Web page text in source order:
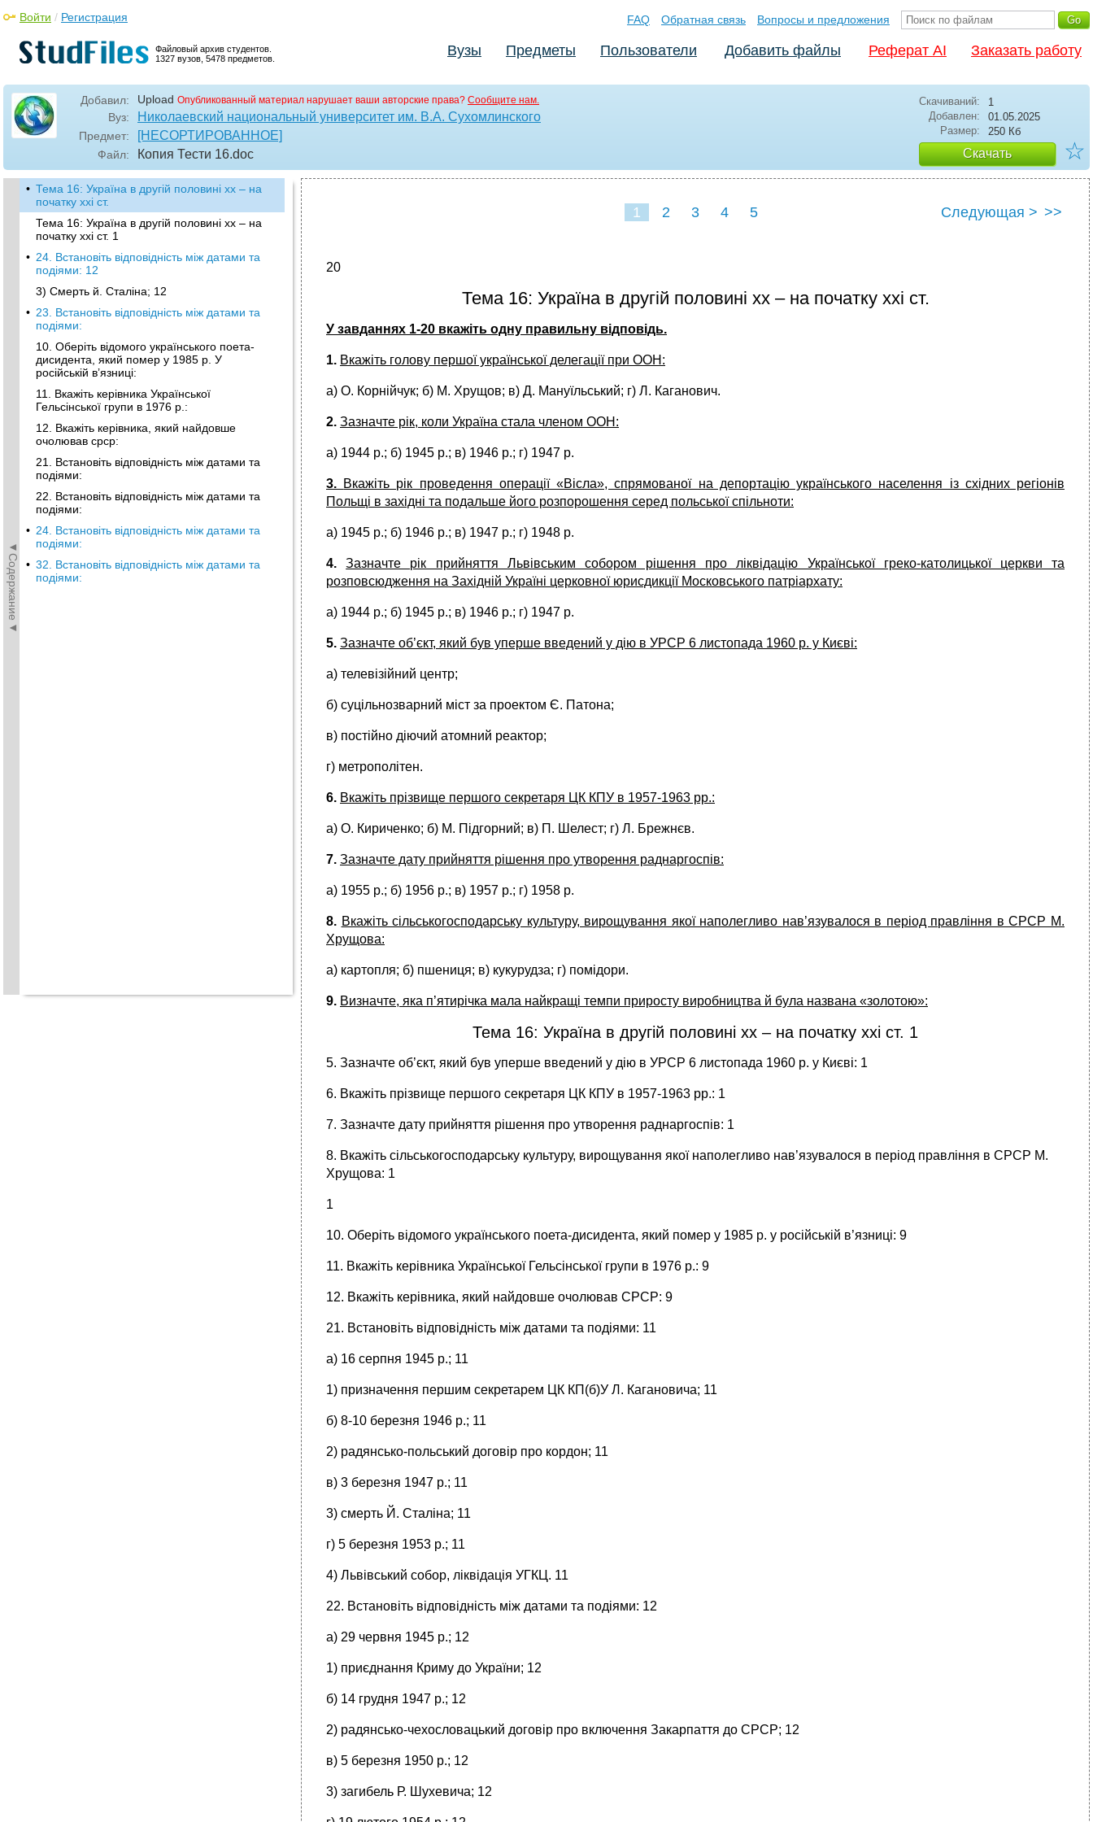
Файловый архив студентов.
1327 вузов, 5478 предметов.
Войти / Регистрация FAQ Обратная связь Вопросы и предложения
Вузы Предметы Пользователи Добавить файлы Реферат AI Заказать работу
Добавил: Upload Опубликованный материал нарушает ваши авторские права? Сообщите нам.
Вуз: Николаевский национальный университет им. В.А. Сухомлинского
Предмет: [НЕСОРТИРОВАННОЕ]
Файл: Копия Тести 16.doc
Скачиваний:
1
Добавлен:
01.05.2025
Размер:
250 Кб
Скачать ☆
◄Содержание◄
• Тема 16: Україна в другій половині xх – на
початку ххі ст.
Тема 16: Україна в другій половині xх – на
початку ххі ст. 1
• 24. Встановіть відповідність між датами та
подіями: 12
3) Смерть й. Сталіна; 12
• 23. Встановіть відповідність між датами та
подіями:
10. Оберіть відомого українського поета-
дисидента, який помер у 1985 р. У
російській в’язниці:
11. Вкажіть керівника Української
Гельсінської групи в 1976 р.:
12. Вкажіть керівника, який найдовше
очолював срср:
21. Встановіть відповідність між датами та
подіями:
22. Встановіть відповідність між датами та
подіями:
• 24. Встановіть відповідність між датами та
подіями:
• 32. Встановіть відповідність між датами та
подіями:
1 2 3 4 5 Следующая > >>
20
Тема 16: Україна в другій половині xх – на початку ххі ст.
У завданнях 1-20 вкажіть одну правильну відповідь.
1. Вкажіть голову першої української делегації при ООН:
а) О. Корнійчук; б) М. Хрущов; в) Д. Мануїльський; г) Л. Каганович.
2. Зазначте рік, коли Україна стала членом ООН:
а) 1944 р.; б) 1945 р.; в) 1946 р.; г) 1947 р.
3. Вкажіть рік проведення операції «Вісла», спрямованої на депор­тацію українського населення із східних регіонів
Польщі в західні та подальше його розпорошення серед польської спільноти:
а) 1945 р.; б) 1946 р.; в) 1947 р.; г) 1948 р.
4.Зазначте рік прийняття Львівським собором рішення про ліквіда­цію Української греко-католицької церкви та
розповсюдження на Західній Україні церковної юрисдикції Московського патріархату:
а) 1944 р.; б) 1945 р.; в) 1946 р.; г) 1947 р.
5. Зазначте об’єкт, який був уперше введений у дію в УРСР 6 листо­пада 1960 р. у Києві:
а) телевізійний центр;
б) суцільнозварний міст за проектом Є. Патона;
в) постійно діючий атомний реактор;
г) метрополітен.
6. Вкажіть прізвище першого секретаря ЦК КПУ в 1957-1963 рр.:
а) О. Кириченко; б) М. Підгорний; в) П. Шелест; г) Л. Брежнєв.
7. Зазначте дату прийняття рішення про утворення раднаргоспів:
а) 1955 р.; б) 1956 р.; в) 1957 р.; г) 1958 р.
8. Вкажіть сільськогосподарську культуру, вирощування якої напо­легливо нав’язувалося в період правління в СРСР М.
Хрущова:
а) картопля; б) пшениця; в) кукурудза; г) помідори.
9. Визначте, яка п’ятирічка мала найкращі темпи приросту вироб­ництва й була названа «золотою»:
Тема 16: Україна в другій половині xх – на початку ххі ст. 1
5. Зазначте об’єкт, який був уперше введений у дію в УРСР 6 листо­пада 1960 р. у Києві: 1
6. Вкажіть прізвище першого секретаря ЦК КПУ в 1957-1963 рр.: 1
7. Зазначте дату прийняття рішення про утворення раднаргоспів: 1
8. Вкажіть сільськогосподарську культуру, вирощування якої напо­легливо нав’язувалося в період правління в СРСР М.
Хрущова: 1
1
10. Оберіть відомого українського поета-дисидента, який помер у 1985 р. у російській в’язниці: 9
11. Вкажіть керівника Української Гельсінської групи в 1976 р.: 9
12. Вкажіть керівника, який найдовше очолював СРСР: 9
21. Встановіть відповідність між датами та подіями: 11
а) 16 серпня 1945 р.; 11
1) призначення першим секретарем ЦК КП(б)У Л. Кагановича; 11
б) 8-10 березня 1946 р.; 11
2) радянсько-польський договір про кордон; 11
в) 3 березня 1947 р.; 11
3) смерть Й. Сталіна; 11
г) 5 березня 1953 р.; 11
4) Львівський собор, ліквідація УГКЦ. 11
22. Встановіть відповідність між датами та подіями: 12
а) 29 червня 1945 р.; 12
1) приєднання Криму до України; 12
б) 14 грудня 1947 р.; 12
2) радянсько-чехословацький договір про включення Закарпаття до СРСР; 12
в) 5 березня 1950 р.; 12
3) загибель Р. Шухевича; 12